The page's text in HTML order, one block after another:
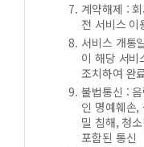
계약해제 :
전 서비스 이
서비스 개통
이 해당 서비
조치하여 완
불법통신 :
인 명예훼손,
밀 침해, 청
포함된 통신